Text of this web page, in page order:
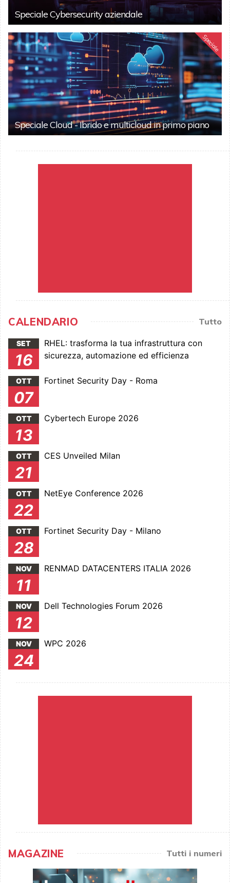
Speciale Cybersecurity aziendale
Speciale
Speciale Cloud - Ibrido e multicloud in primo piano
CALENDARIO Tutto
SET
16
RHEL: trasforma la tua infrastruttura con
sicurezza, automazione ed efficienza
OTT
07
Fortinet Security Day - Roma
OTT
13
Cybertech Europe 2026
OTT
21
CES Unveiled Milan
OTT
22
NetEye Conference 2026
OTT
28
Fortinet Security Day - Milano
NOV
11
RENMAD DATACENTERS ITALIA 2026
NOV
12
Dell Technologies Forum 2026
NOV
24
WPC 2026
MAGAZINE Tutti i numeri